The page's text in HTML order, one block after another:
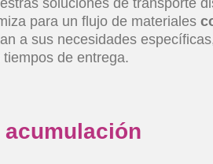
para un flujo de materiales
a sus necesidades
de entrega.
acumulación